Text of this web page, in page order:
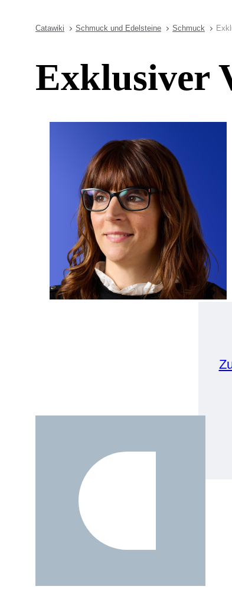
Catawiki Schmuck und Edelsteine Schmuck
Exklusiver